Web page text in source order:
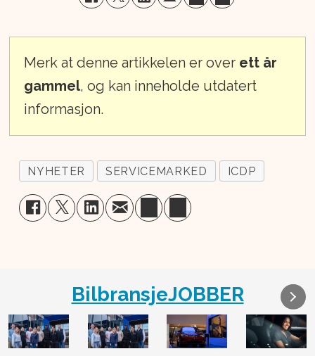
Merk at denne artikkelen er over ett år
gammel, og kan inneholde utdatert
informasjon.
NYHETER SERVICEMARKED ICDP
BilbransjeJOBBER